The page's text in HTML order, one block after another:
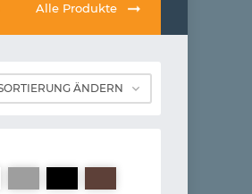
Alle Produkte